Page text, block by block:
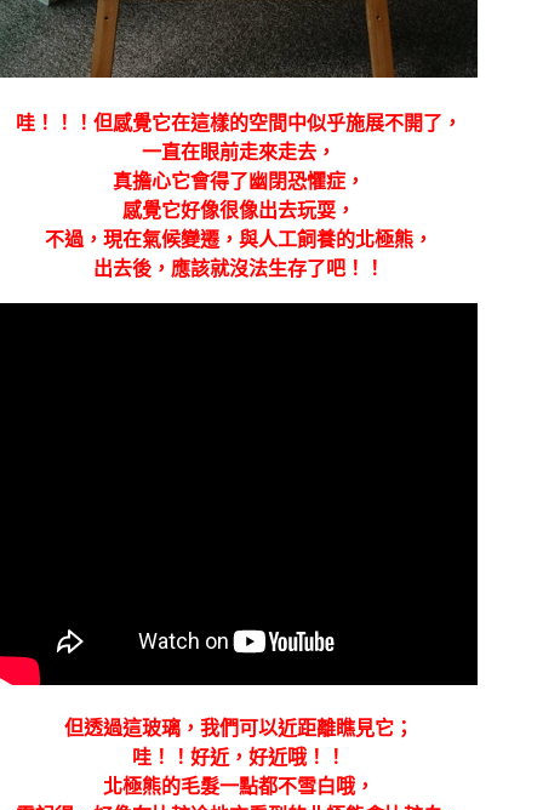
哇！！！但感覺它在這樣的空間中似乎施展不開了，
一直在眼前走來走去，
真擔心它會得了幽閉恐懼症，
感覺它好像很像出去玩耍，
不過，現在氣候變遷，與人工飼養的北極熊，
出去後，應該就沒法生存了吧！！
但透過這玻璃，我們可以近距離瞧見它；
哇！！好近，好近哦！！
北極熊的毛髮一點都不雪白哦，